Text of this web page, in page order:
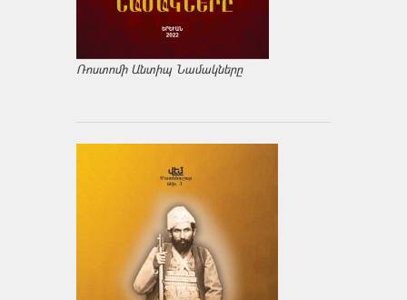
Ռոստոմի Անտիպ Նամակները